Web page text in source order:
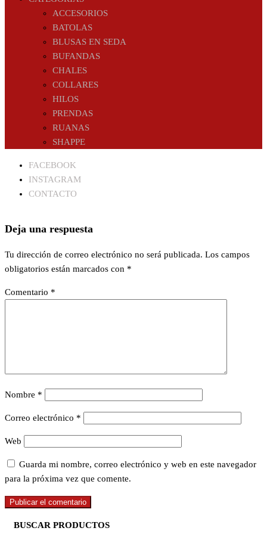
ACCESORIOS
BATOLAS
BLUSAS EN SEDA
BUFANDAS
CHALES
COLLARES
HILOS
PRENDAS
RUANAS
SHAPPE
FACEBOOK
INSTAGRAM
CONTACTO
Deja una respuesta
Tu dirección de correo electrónico no será publicada. Los campos
obligatorios están marcados con *
Comentario *
Nombre *
Correo electrónico *
Web
Guarda mi nombre, correo electrónico y web en este navegador
para la próxima vez que comente.
BUSCAR PRODUCTOS